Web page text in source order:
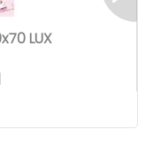
LUX